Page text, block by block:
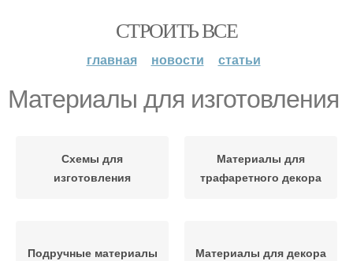
СТРОИТЬ ВСЕ
главная новости статьи
Материалы для изготовления
Схемы для
изготовления
Материалы для
трафаретного декора
Подручные материалы Материалы для декора